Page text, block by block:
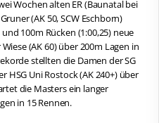
Wochen alten ER (Baunatal bei
(AK 50, SCW Eschborn)
100m Rücken (1:00,25) neue
(AK 60) über 200m Lagen in
stellten die Damen der SG
HSG Uni Rostock (AK 240+) über
die Masters ein langer
in 15 Rennen.